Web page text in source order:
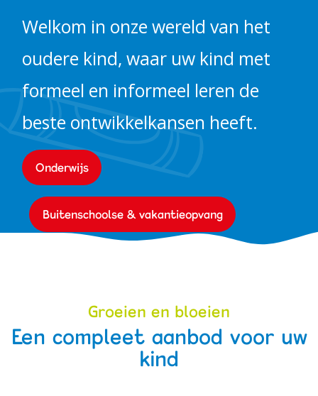
Welkom in onze wereld van het
oudere kind, waar uw kind met
formeel en informeel leren de
beste ontwikkelkansen heeft.
Onderwijs
Buitenschoolse & vakantieopvang
Groeien en bloeien
Een compleet aanbod voor uw
kind